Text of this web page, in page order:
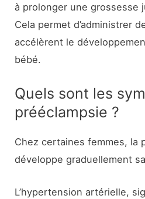
à prolonger une grossesse
Cela permet d’administrer
accélèrent le
bébé.
Quels sont les
prééclampsie ?
Chez certaines femmes, la
développe graduellement
L’hypertension artérielle,